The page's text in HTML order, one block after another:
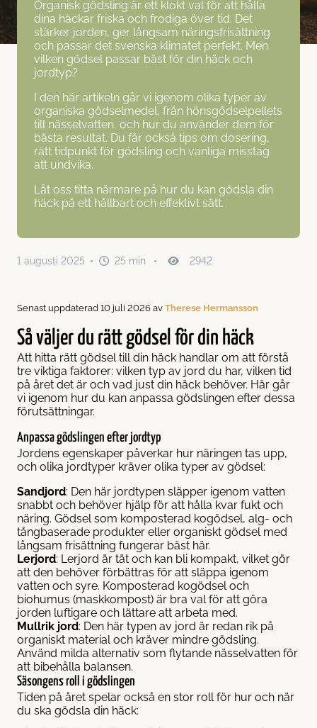
Brabant Rotklump 40-80cm
Brabant Rotklump 80-120cm
Brabant Rotklump 120-160cm
Brabant Rotklump 160-200cm
Brabant Rotklump 200-240cm
Smaragd Rotklump 40-80cm
Smaragd Rotklump 80-120cm
Smaragd Rotklump 120-160cm
Smaragd Rotklump 160-200cm
Smaragd Rotklump 200-240cm
Rotklump 40-80cm
Rotklump 80-120cm
Rotklump 120-160cm
Rotklump 160-200cm
Rotklump 200-240cm
King of Brabant Rotklump 40-80cm
King of Brabant Rotklump 80-120cm
King of Brabant Rotklump 120-160cm
King of Brabant Rotklump 160-200cm
King of Brabant Rotklump 200-240cm
Organisk gödsling är ett klokt val för att hålla
dina häckar friska och frodiga över tid. Det
stärker jorden, ger långsam näringsfrisättning
och passar det svenska klimatet perfekt. Men
vilken gödsel passar bäst för din häck och
jordtyp?
I den här artikeln går vi igenom olika typer av
organiska gödselmedel, från hönsgödselpellets
till nässelvatten, och hur du använder dem för
bästa resultat. Du får också tips om dosering,
rätt tidpunkt för gödsling och vanliga misstag
att undvika.
Låt oss titta närmare på hur du kan gödsla din
häck på ett hållbart och effektivt sätt.
1 augusti 2025 25 min 2942
Senast uppdaterad 10 juli 2026 avTherese Hermansson
Så väljer du rätt gödsel för din häck
Att hitta rätt gödsel till din häck handlar om att förstå
tre viktiga faktorer: vilken typ av jord du har, vilken tid
på året det är och vad just din häck behöver. Här går
vi igenom hur du kan anpassa gödslingen efter dessa
förutsättningar.
Anpassa gödslingen efter jordtyp
Jordens egenskaper påverkar hur näringen tas upp,
och olika jordtyper kräver olika typer av gödsel:
Sandjord: Den här jordtypen släpper igenom vatten
snabbt och behöver hjälp för att hålla kvar fukt och
näring. Gödsel som komposterad kogödsel, alg- och
tångbaserade produkter eller organiskt gödsel med
långsam frisättning fungerar bäst här.
Lerjord: Lerjord är tät och kan bli kompakt, vilket gör
att den behöver förbättras för att släppa igenom
vatten och syre. Komposterad kogödsel och
biohumus (maskkompost) är bra val för att göra
jorden luftigare och lättare att arbeta med.
Mullrik jord: Den här typen av jord är redan rik på
organiskt material och kräver mindre gödsling.
Använd milda alternativ som flytande nässelvatten för
att bibehålla balansen.
Säsongens roll i gödslingen
Tiden på året spelar också en stor roll för hur och när
du ska gödsla din häck: